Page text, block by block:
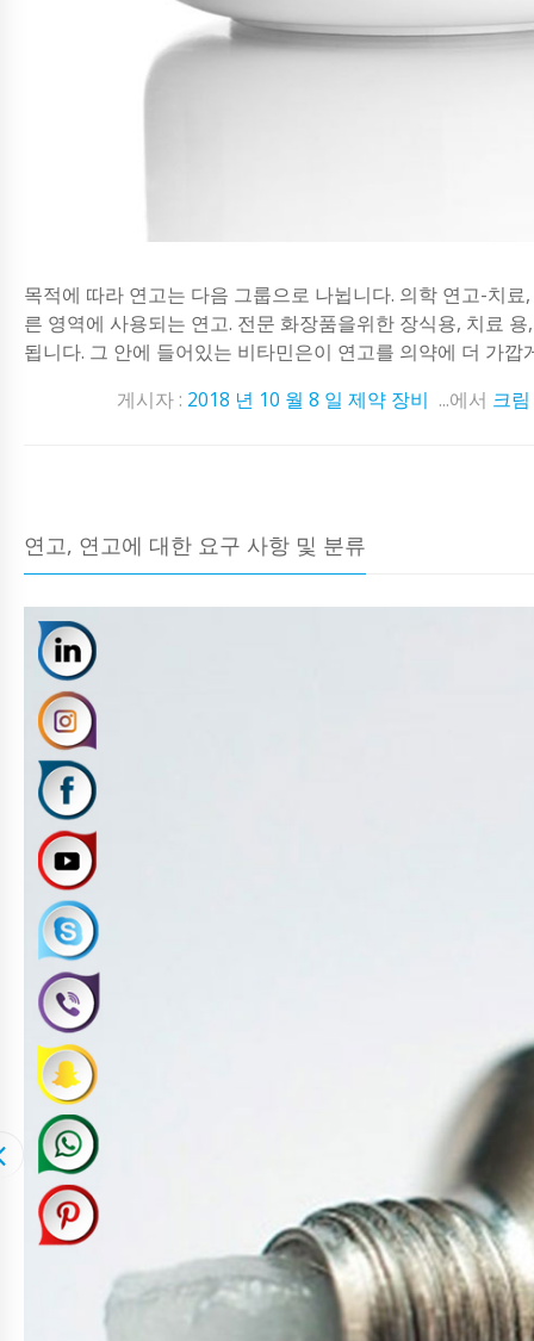
목적에 따라 연고는 다음 그룹으로 나뉩니다. 의학 연고-치
른 영역에 사용되는 연고. 전문 화장품을위한 장식용, 치료
됩니다. 그 안에 들어있는 비타민은이 연고를 의약에 더 가깝
게시자 : 2018 년 10 월 8 일 제약 장비 ...에서 크
연고, 연고에 대한 요구 사항 및 분류